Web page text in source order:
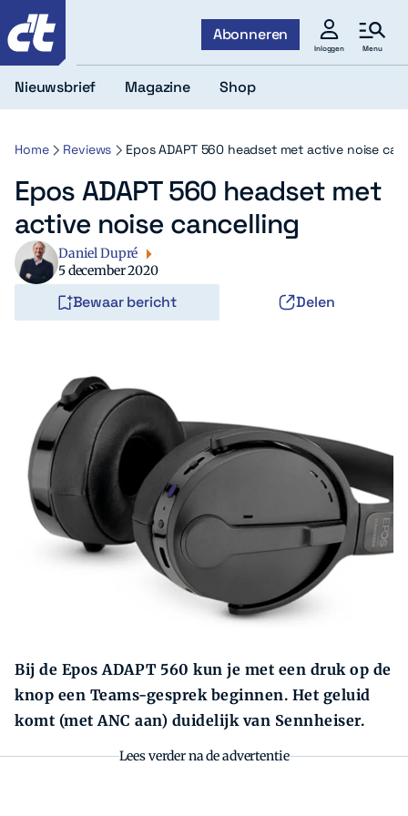
Abonneren
Inloggen Menu
Nieuwsbrief Magazine Shop
Home Reviews Epos ADAPT 560 headset met active noise
Epos ADAPT 560 headset met
active noise cancelling
Daniel Dupré
5 december 2020
Bewaar bericht Delen
Bij de Epos ADAPT 560 kun je met een druk op de
knop een Teams-gesprek beginnen. Het geluid
komt (met ANC aan) duidelijk van Sennheiser.
Lees verder na de advertentie